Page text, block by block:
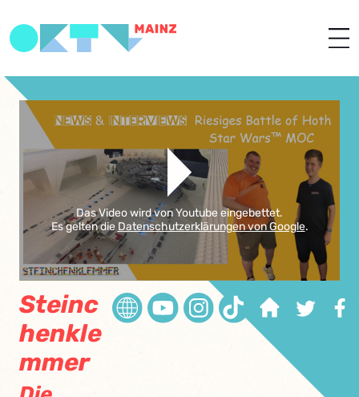
Das Video wird von Youtube eingebettet.
Es gelten die Datenschutzerklärungen von Google.
Steinc
henkle
mmer